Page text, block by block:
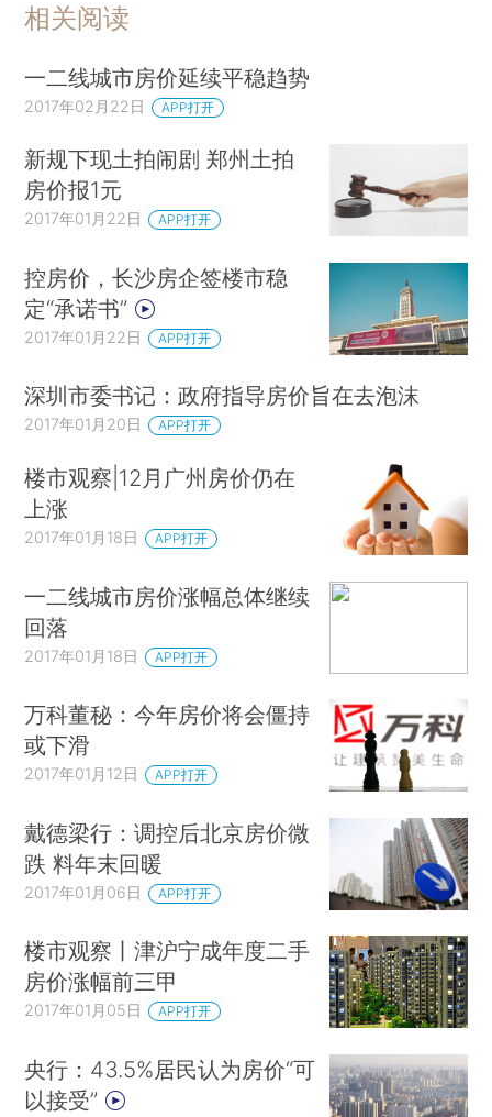
相关阅读
一二线城市房价延续平稳趋势
2017年02月22日 APP打开
新规下现土拍闹剧 郑州土拍
房价报1元
2017年01月22日 APP打开
控房价，长沙房企签楼市稳
定“承诺书”
2017年01月22日 APP打开
深圳市委书记：政府指导房价旨在去泡沫
2017年01月20日 APP打开
楼市观察|12月广州房价仍在
上涨
2017年01月18日 APP打开
一二线城市房价涨幅总体继续
回落
2017年01月18日 APP打开
万科董秘：今年房价将会僵持
或下滑
2017年01月12日 APP打开
戴德梁行：调控后北京房价微
跌 料年末回暖
2017年01月06日 APP打开
楼市观察丨津沪宁成年度二手
房价涨幅前三甲
2017年01月05日 APP打开
央行：43.5%居民认为房价“可
以接受”